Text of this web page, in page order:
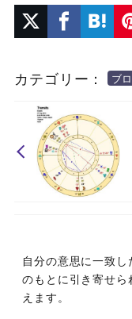
カテゴリー： ブ
自分の意思に一致
のもとに引き寄せ
えます。